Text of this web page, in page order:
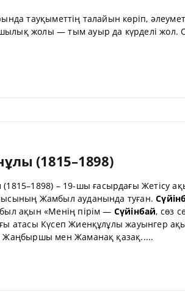
тауқыметтің талайын көріп,
жолы — тым ауыр да күрделі жол.
(1815–1898)
(1815–1898) – 19-шы ғасырдағы Жетісу
Жамбыл ауданында туған.
ақын «Менің пірім — Сүйінбай, сөз
атасы Күсеп Жиенқұлұлы жауынгер
Жаңбыршы мен Жаманақ қазақ.....